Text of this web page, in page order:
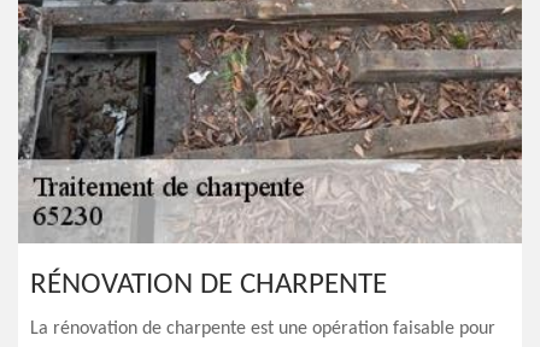
RÉNOVATION DE CHARPENTE
La rénovation de charpente est une opération faisable pour